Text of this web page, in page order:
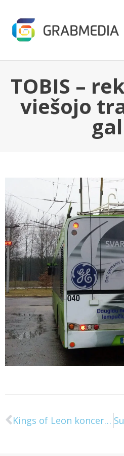
TOBIS –
viešojo
Kings of Leon koncerto reklama ant troleibuso